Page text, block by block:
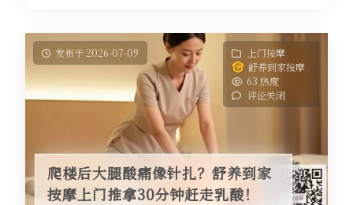
发布于 2026-07-09
上门按摩
舒养到家按摩
63 热度
评论关闭
爬楼后大腿酸痛像针扎？舒养到家
按摩上门推拿30分钟赶走乳酸！